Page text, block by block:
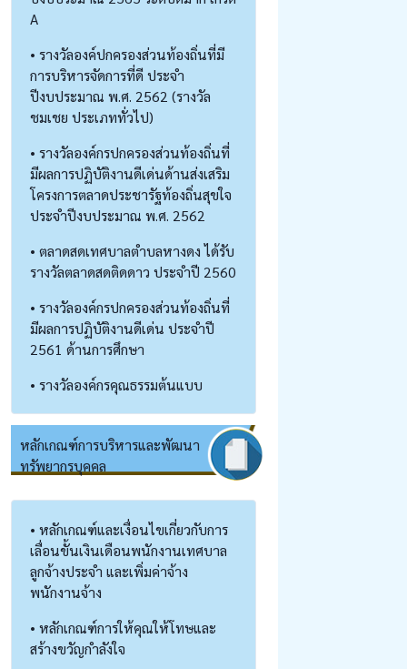
A
• รางวัลองค์ปกครองส่วนท้องถิ่นที่มี
การบริหารจัดการที่ดี ประจำ
ปีงบประมาณ พ.ศ. 2562 (รางวัล
ชมเชย ประเภททั่วไป)
• รางวัลองค์กรปกครองส่วนท้องถิ่นที่
มีผลการปฏิบัติงานดีเด่นด้านส่งเสริม
โครงการตลาดประชารัฐท้องถิ่นสุขใจ
ประจำปีงบประมาณ พ.ศ. 2562
• ตลาดสดเทศบาลตำบลหางดง ได้รับ
รางวัลตลาดสดติดดาว ประจำปี 2560
• รางวัลองค์กรปกครองส่วนท้องถิ่นที่
มีผลการปฏิบัติงานดีเด่น ประจำปี
2561 ด้านการศึกษา
• รางวัลองค์กรคุณธรรมต้นแบบ
หลักเกณฑ์การบริหารและพัฒนา
ทรัพยากรบุคคล
• หลักเกณฑ์และเงื่อนไขเกี่ยวกับการ
เลื่อนขั้นเงินเดือนพนักงานเทศบาล
ลูกจ้างประจำ และเพิ่มค่าจ้าง
พนักงานจ้าง
• หลักเกณฑ์การให้คุณให้โทษและ
สร้างขวัญกำลังใจ